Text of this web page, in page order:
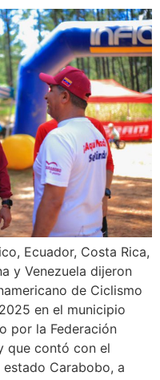
Ecuador, Costa Rica,
y Venezuela dijeron
de Ciclismo
en el municipio
por la Federación
que contó con el
Carabobo, a